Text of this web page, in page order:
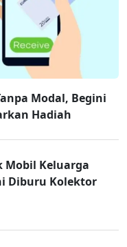
Modal, Begini
Hadiah
Mobil Keluarga
Diburu Kolektor